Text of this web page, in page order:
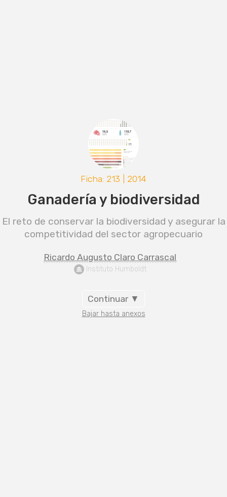
Ficha: 213 | 2014
Ganadería y biodiversidad
El reto de conservar la biodiversidad y asegurar la
competitividad del sector agropecuario
Ricardo Augusto Claro Carrascal
Instituto Humboldt
Continuar ▼
Bajar hasta anexos